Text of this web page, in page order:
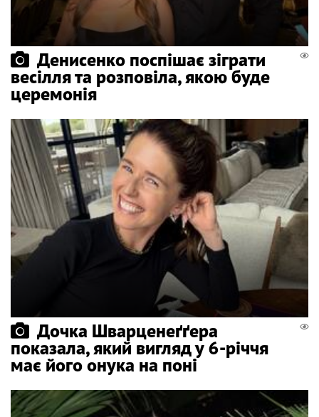
Денисенко поспішає зіграти
весілля та розповіла, якою буде
церемонія
Дочка Шварценеґґера
показала, який вигляд у 6-річчя
має його онука на поні